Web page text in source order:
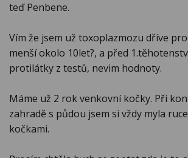
teď Penbene.
Vím že jsem už toxoplazmozu dříve
menší okolo 10let?, a před
protilátky z testů, nevim hodnoty.
Máme už 2 rok venkovní kočky. Při
zahradě s půdou jsem si vždy myla
kočkami.